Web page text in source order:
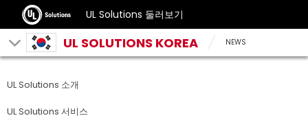
UL Solutions 둘러보기
UL SOLUTIONS KOREA NEWS
UL Solutions 소개
UL Solutions 서비스